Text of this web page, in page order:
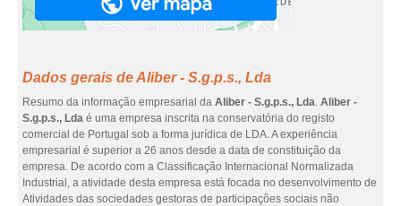
Dados gerais de Aliber - S.g.p.s., Lda
Resumo da informação empresarial da Aliber - S.g.p.s., Lda. Aliber -
S.g.p.s., Lda é uma empresa inscrita na conservatória do registo
comercial de Portugal sob a forma jurídica de LDA. A experiência
empresarial é superior a 26 anos desde a data de constituição da
empresa. De acordo com a Classificação Internacional Normalizada
Industrial, a atividade desta empresa está focada no desenvolvimento de
Atividades das sociedades gestoras de participações sociais não